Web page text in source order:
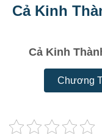
Cả Kinh
Cả Kinh
Chương